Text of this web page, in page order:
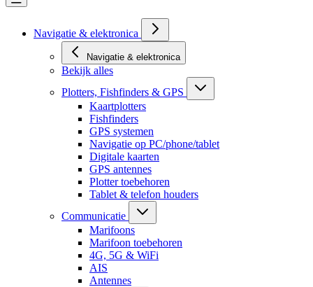
Navigatie & elektronica
Navigatie & elektronica
Bekijk alles
Plotters, Fishfinders & GPS
Kaartplotters
Fishfinders
GPS systemen
Navigatie op PC/phone/tablet
Digitale kaarten
GPS antennes
Plotter toebehoren
Tablet & telefon houders
Communicatie
Marifoons
Marifoon toebehoren
4G, 5G & WiFi
AIS
Antennes